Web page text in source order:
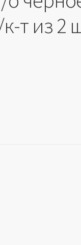
т из 2